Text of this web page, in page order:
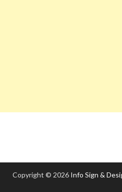
Copyright © 2026 Info Sign &